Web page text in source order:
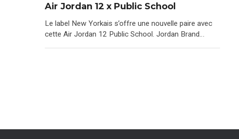
Air Jordan 12 x Public School
Le label New Yorkais s’offre une nouvelle paire avec
cette Air Jordan 12 Public School. Jordan Brand…